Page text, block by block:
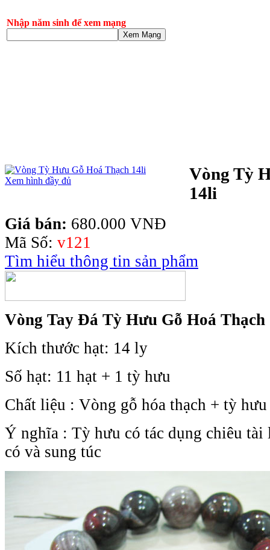
Nhập năm sinh để xem mạng
Xem Mạng
Xem hình đầy đủ
Vòng Tỳ
14li
Giá bán: 680.000 VNĐ
Mã Số: v121
Tìm hiểu thông tin sản phẩm
Vòng Tay Đá Tỳ Hưu Gỗ Hoá Thạch
Kích thước hạt: 14 ly
Số hạt: 11 hạt + 1 tỳ hưu
Chất liệu : Vòng gỗ hóa thạch + tỳ
Ý nghĩa : Tỳ hưu có tác dụng chiêu tài
có và sung túc